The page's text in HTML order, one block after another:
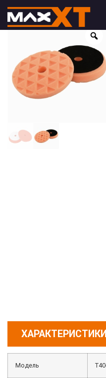
ХАРАКТЕРИСТИКИ
Модель